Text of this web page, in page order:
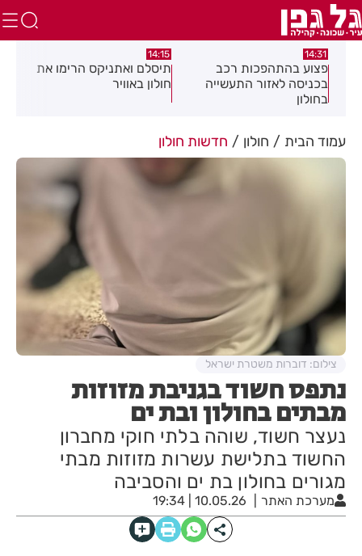
14:15
תיסלם ואתניקס הרימו את
חולון באוויר
13:05
פצוע בתאונת אופנוע במרכז
חולון
עמוד הבית חולון חדשות חולון
נתפס חשוד בגניבת מזוזות
מבתים בחולון ובת ים
נעצר חשוד, שוהה בלתי חוקי מחברון
החשוד בתלישת עשרות מזוזות מבתי
מגורים בחולון בת ים והסביבה
מערכת האתר 10.05.26 | 19:34
צילום: דוברות משטרת ישראל